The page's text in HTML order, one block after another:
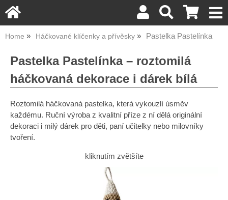
Home Háčkované klíčenky a přívěsky Pastelka Pastelínka
Pastelka Pastelínka – roztomilá
háčkovaná dekorace i dárek bílá
Roztomilá háčkovaná pastelka, která vykouzlí úsměv
každému. Ruční výroba z kvalitní příze z ní dělá originální
dekoraci i milý dárek pro děti, paní učitelky nebo milovníky
tvoření.
kliknutím zvětšíte